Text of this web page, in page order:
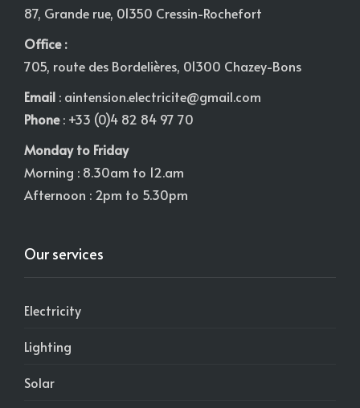
87, Grande rue, 01350 Cressin-Rochefort
Office :
705, route des Bordelières, 01300 Chazey-Bons
Email : aintension.electricite@gmail.com
Phone: +33 (0)4 82 84 97 70
Monday to Friday
Morning : 8.30am to 12.am
Afternoon : 2pm to 5.30pm
Our services
Electricity
Lighting
Solar